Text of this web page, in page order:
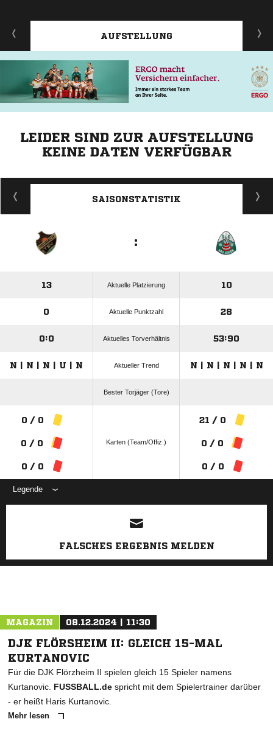
AUFSTELLUNG
LEIDER SIND ZUR AUFSTELLUNG
KEINE DATEN VERFÜGBAR
ANZEIGE
SAISONSTATISTIK
:
13 Aktuelle Platzierung 10
0 Aktuelle Punktzahl 28
0:0 Aktuelles Torverhältnis 53:90
N | N | N | U | N Aktueller Trend N | N | N | N | N
Bester Torjäger (Tore)
0 / 0
0 / 0
0 / 0
Karten (Team/Offiz.)
21 / 0
0 / 0
0 / 0
Legende
ANZEIGE
FALSCHES ERGEBNIS MELDEN
MAGAZIN 08.12.2024 | 11:30
DJK FLÖRSHEIM II: GLEICH 15-MAL
KURTANOVIC
Für die DJK Flörzheim II spielen gleich 15 Spieler namens
Kurtanovic. FUSSBALL.de spricht mit dem Spielertrainer darüber
- er heißt Haris Kurtanovic.
Mehr lesen